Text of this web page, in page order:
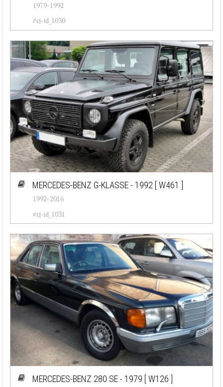
1979-1992
#cj-id_1030
MERCEDES-BENZ G-KLASSE - 1992 [ W461 ]
1992-2016
#cj-id_1031
MERCEDES-BENZ 280 SE - 1979 [ W126 ]